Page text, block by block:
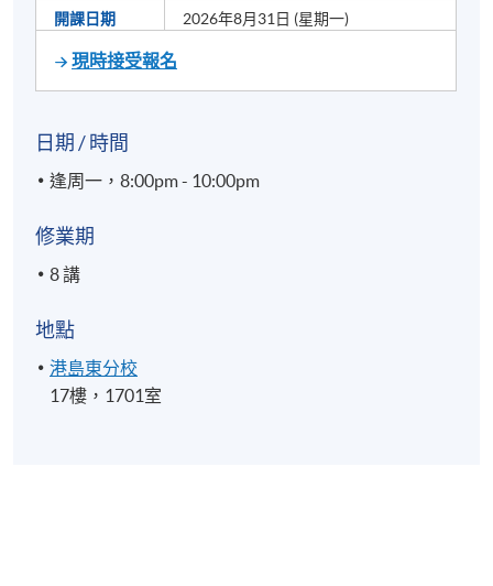
開課日期
2026年8月31日 (星期一)
現時接受報名
日期 / 時間
逢周一，8:00pm - 10:00pm
修業期
8 講
地點
港島東分校
17樓，1701室